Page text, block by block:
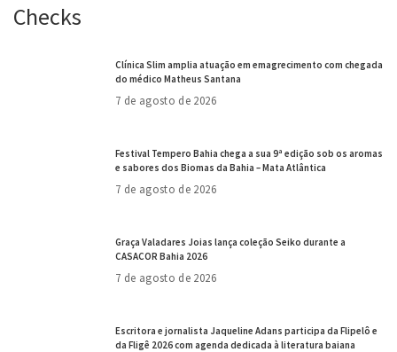
Checks
Clínica Slim amplia atuação em emagrecimento com chegada
do médico Matheus Santana
7 de agosto de 2026
Festival Tempero Bahia chega a sua 9ª edição sob os aromas
e sabores dos Biomas da Bahia – Mata Atlântica
7 de agosto de 2026
Graça Valadares Joias lança coleção Seiko durante a
CASACOR Bahia 2026
7 de agosto de 2026
Escritora e jornalista Jaqueline Adans participa da Flipelô e
da Fligê 2026 com agenda dedicada à literatura baiana